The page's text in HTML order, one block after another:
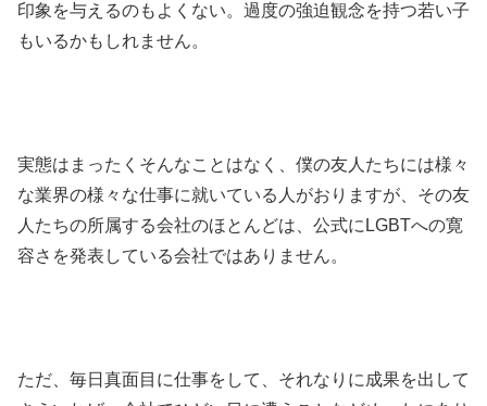
印象を与えるのもよくない。過度の強迫観念を持つ若い子
もいるかもしれません。
実態はまったくそんなことはなく、僕の友人たちには様々
な業界の様々な仕事に就いている人がおりますが、その友
人たちの所属する会社のほとんどは、公式にLGBTへの寛
容さを発表している会社ではありません。
ただ、毎日真面目に仕事をして、それなりに成果を出して